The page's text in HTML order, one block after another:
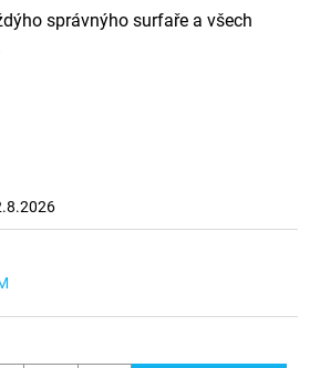
správnýho surfaře a všech